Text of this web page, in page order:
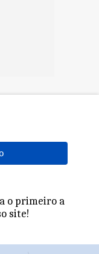
o primeiro a
site!